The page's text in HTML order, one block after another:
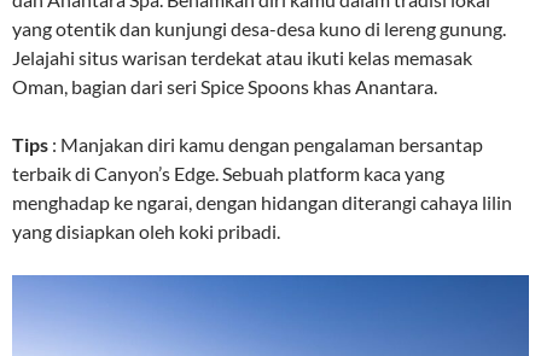
yang otentik dan kunjungi desa-desa kuno di lereng gunung.
Jelajahi situs warisan terdekat atau ikuti kelas memasak
Oman, bagian dari seri Spice Spoons khas Anantara.
Tips : Manjakan diri kamu dengan pengalaman bersantap
terbaik di Canyon’s Edge. Sebuah platform kaca yang
menghadap ke ngarai, dengan hidangan diterangi cahaya lilin
yang disiapkan oleh koki pribadi.